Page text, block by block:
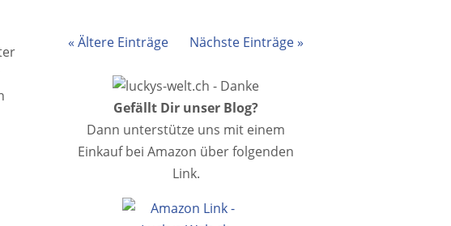
« Ältere Einträge Nächste Einträge »
Gefällt Dir unser Blog?
Dann unterstütze uns mit einem
Einkauf bei Amazon über folgenden
Link.